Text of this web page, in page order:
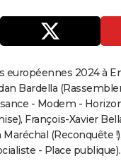
européennes 2024 à
Bardella
- Modem -
François-Xavier
(Reconquête
- Place